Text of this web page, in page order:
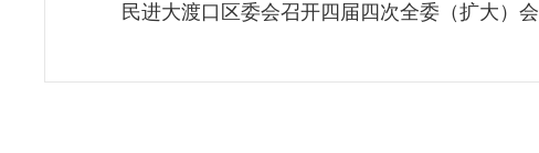
民进大渡口区委会召开四届四次全委（扩大）会